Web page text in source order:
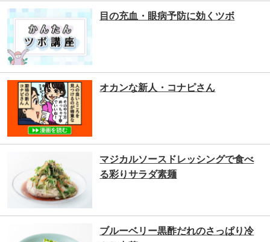
目の充血・眼病予防に効くツボ
オカンな新人・コナピさん
マジカルソースドレッシングで食べ
る彩りサラダ素麺
ブルーベリー黒酢だれのさっぱり冷